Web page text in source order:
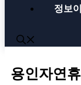
정보
용인자연